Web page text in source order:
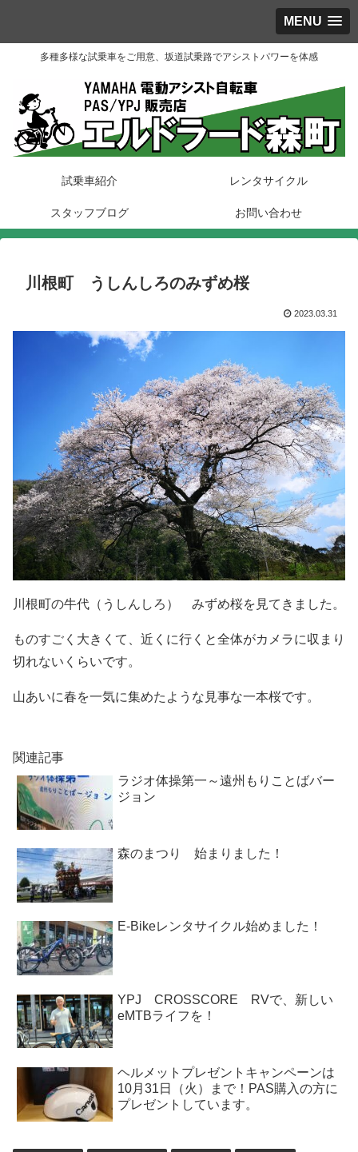
MENU
多種多様な試乗車をご用意、坂道試乗路でアシストパワーを体感
試乗車紹介 レンタサイクル
スタッフブログ お問い合わせ
川根町 うしんしろのみずめ桜
2023.03.31
川根町の牛代（うしんしろ） みずめ桜を見てきました。
ものすごく大きくて、近くに行くと全体がカメラに収まり
切れないくらいです。
山あいに春を一気に集めたような見事な一本桜です。
関連記事
ラジオ体操第一～遠州もりことばバー
ジョン
森のまつり 始まりました！
E-Bikeレンタサイクル始めました！
YPJ CROSSCORE RVで、新しい
eMTBライフを！
ヘルメットプレゼントキャンペーンは
10月31日（火）まで！PAS購入の方に
プレゼントしています。